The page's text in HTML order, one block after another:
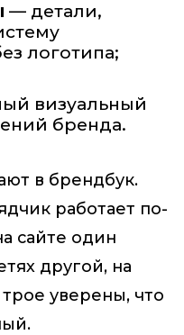
— детали,
логотипа;
визуальный
бренда.
в брендбук.
работает по-
сайте один
другой, на
уверены, что